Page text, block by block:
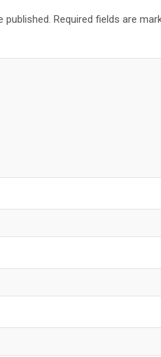
published. Required fields are